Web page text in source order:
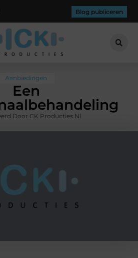
Blog publiceren
Aanbiedingen
Een
Door CK Producties.nl